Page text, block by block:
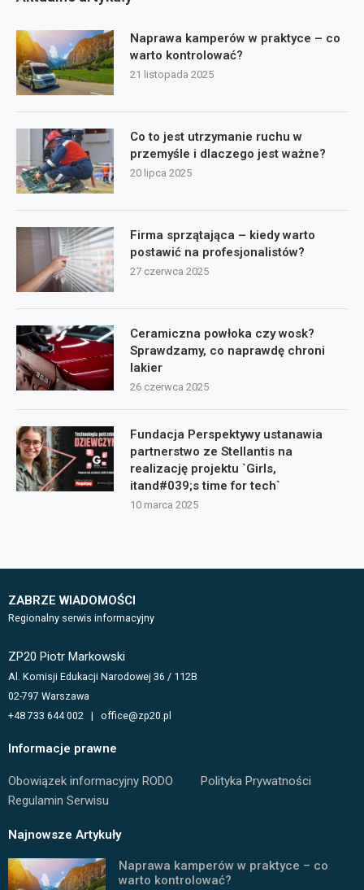
Naprawa kamperów w praktyce – co
warto kontrolować?
21 listopada 2025
Co to jest utrzymanie ruchu w
przemyśle i dlaczego jest ważne?
20 lipca 2025
Firma sprzątająca – kiedy warto
postawić na profesjonalistów?
27 czerwca 2025
Ceramiczna powłoka czy wosk?
Sprawdzamy, co naprawdę chroni
lakier
26 czerwca 2025
Fundacja Perspektywy ustanawia
partnerstwo ze Stellantis na
realizację projektu `Girls,
itand#039;s time for tech`
10 marca 2025
ZABRZE WIADOMOŚCI
Regionalny serwis informacyjny
ZP20 Piotr Markowski
Al. Komisji Edukacji Narodowej 36 / 112B
02-797 Warszawa
+48 733 644 002 | office@zp20.pl
Informacje prawne
Obowiązek informacyjny RODO
Polityka Prywatności
Regulamin Serwisu
Najnowsze Artykuły
Naprawa kamperów w praktyce – co
warto kontrolować?